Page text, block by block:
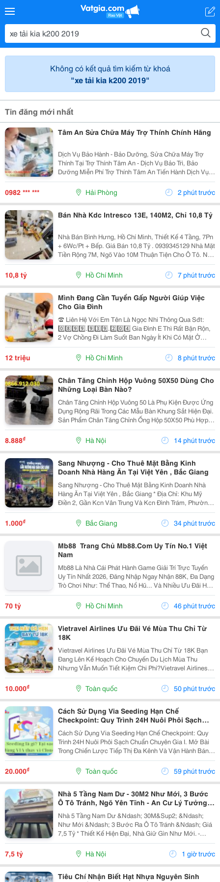
Không có kết quả tìm kiếm từ khoá
"xe tải kia k200 2019"
Tin đăng mới nhất
Tâm An Sửa Chữa Máy Trợ Thính Chính Hãng
Dịch Vụ Bảo Hành - Bảo Dưỡng, Sửa Chữa Máy Trợ
Thính Tại Trợ Thính Tâm An - Dịch Vụ Bảo Trì, Bảo
Dưỡng Miễn Phí Trợ Thính Tâm An Tiến Hành Dịch Vụ
Bảo Dưỡng, Vệ Sinh Sấy Khô Máy Trợ Thính Định Kì 3
Tháng/1 Lần Đối Với Tất Cả Các Thiêt Bị Trợ...
0982 *** *** Hải Phòng 2 phút trước
Bán Nhà Kdc Intresco 13E, 140M2, Chỉ 10,8 Tỷ
Nhà Bán Bình Hưng, Hồ Chí Minh, Thiết Kế 4 Tầng, 7Pn
+ 6Wc/Pt + Bếp. Giá Bán 10,8 Tỷ . 0939345129 Nhà Mặt
Tiền Rộng 7M, Ngõ Vào 10M Thuận Tiện Cho Ô Tô. Nội
Thất Bao Gồm Điều Hòa, Tủ Lạnh, Giường, Mang Đến
Không Gian Sống Thoải Mái Và Tiện Nghi....
10,8 tỷ Hồ Chí Minh 7 phút trước
Mình Đang Cần Tuyển Gấp Người Giúp Việc
Cho Gia Đình
☎️ Liên Hệ Với Em Tên Là Ngọc Nhi Thông Qua Sđt:
0️⃣8️⃣9️⃣9️⃣.9️⃣3️⃣9️⃣.2️⃣0️⃣4️⃣ Gia Đình E Thì Rất Bận Rộn,
2 Vợ Chồng Đi Làm Suốt Ban Ngày Ít Khi Có Mặt Ở
Nhà. Nhưng Nhà Lại Có 1 Bà Cụ Đau Yếu Và 1 Bé Nhỏ
Năm Nay Đã Gần 2 Tuổi Vì Vậy Để Có Thể An...
12 triệu Hồ Chí Minh 8 phút trước
Chân Tăng Chỉnh Hộp Vuông 50X50 Dùng Cho
Những Loại Bàn Nào?
Chân Tăng Chỉnh Hộp Vuông 50 Là Phụ Kiện Được Ứng
Dụng Rộng Rãi Trong Các Mẫu Bàn Khung Sắt Hiện Đại.
Sản Phẩm Chân Tăng Chỉnh Ống Hộp 50X50 Phù Hợp
Với Bàn Làm Việc, Bàn Ăn, Bàn Quán Cà Phê, Bàn
Thao Tác Công Nghiệp Và Nhiều Loại Kệ, Tủ. Với Chân
8.888₫ Hà Nội 14 phút trước
Sang Nhượng - Cho Thuê Mặt Bằng Kinh
Doanh Nhà Hàng Ăn Tại Việt Yên , Bắc Giang
Sang Nhượng - Cho Thuê Mặt Bằng Kinh Doanh Nhà
Hàng Ăn Tại Việt Yên , Bắc Giang * Địa Chỉ: Khu Mỹ
Điền 2, Gần Kcn Vân Trung Và Kcn Đình Trám, Phường
Nếnh, Tỉnh Bắc Ninh (Khu Việt Yên, Bắc Giang Cũ). *
Diện Tích : 75M2 - Mặt Tiền 4M - Mặt Bằng...
1.000₫ Bắc Giang 34 phút trước
Mb88 ️ Trang Chủ Mb88.Com Uy Tín No.1 Việt
Nam
Mb88 Là Nhà Cái Phát Hành Game Giải Trí Trực Tuyến
Uy Tín Nhất 2026, Đăng Nhập Ngay Nhận 88K, Đa Dạng
Trò Chơi Như: Thể Thao, Nổ Hũ... Và Nhiều Ưu Đãi Hấp
Dẫn Nhận Mỗi Ngày. Thương Hiệu: Mb88 Địa Chỉ: 838
Đ. Lê Đức Thọ, Phường 16, An Hội Đông, Hồ...
70 tỷ Hồ Chí Minh 46 phút trước
Vietravel Airlines Ưu Đãi Vé Mùa Thu Chỉ Từ
18K
Vietravel Airlines Ưu Đãi Vé Mùa Thu Chỉ Từ 18K Bạn
Đang Lên Kế Hoạch Cho Chuyến Du Lịch Mùa Thu
Nhưng Vẫn Muốn Tiết Kiệm Chi Phí?Vietravel Airlines
Ưu Đãi Vé Mùa Thu Chỉ Từ 18K. Triển Khai Chương
Trình Khuyến Mại Hấp Dẫn &Ldquo;Thu Này Có Hẹn...
10.000₫ Toàn quốc 50 phút trước
Cách Sử Dụng Via Seeding Hạn Chế
Checkpoint: Quy Trình 24H Nuôi Phôi Sạch
Chuẩn Chuyên Gia
Cách Sử Dụng Via Seeding Hạn Chế Checkpoint: Quy
Trình 24H Nuôi Phôi Sạch Chuẩn Chuyên Gia I. Mở Bài
Trong Chiến Lược Tiếp Thị Đa Kênh Và Vận Hành Bán
Hàng Trên Nền Tảng Facebook Năm 2026, Seeding (Tạo
Hiệu Ứng Đám Đông) Là Yếu Tố Cốt Lõi Giúp...
20.000₫ Toàn quốc 59 phút trước
Nhà 5 Tầng Nam Dư - 30M2 Như Mới, 3 Bước
Ô Tô Tránh, Ngõ Yên Tĩnh - An Cư Lý Tưởng -
Giá 7,5 Tỷ
Nhà 5 Tầng Nam Dư &Ndash; 30M&Sup2; &Ndash;
Như Mới &Ndash; 3 Bước Ra Ô Tô Tránh &Ndash; Giá
7,5 Tỷ * Thiết Kế Hiện Đại, Nhà Giữ Gìn Như Mới. -
Công Năng: 3 Phòng Ngủ, Phòng Khách, Bếp, Phòng
Thờ Và Sân Phơi. - Tầng 1: Phòng Khách, Bếp. - Tầng
7,5 tỷ Hà Nội 1 giờ trước
Tiêu Chí Nhận Biết Hạt Nhựa Nguyên Sinh